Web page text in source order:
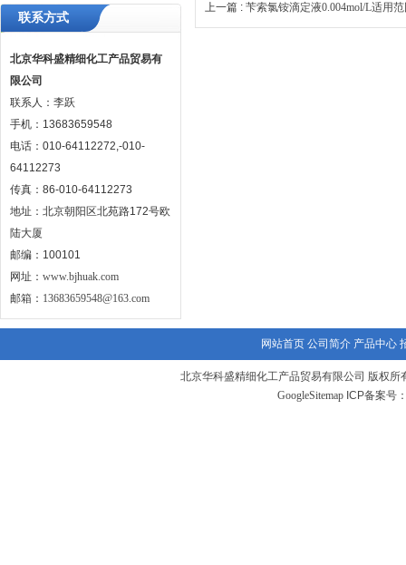
联系方式
北京华科盛精细化工产品贸易有
限公司
联系人：李跃
手机：13683659548
电话：010-64112272,-010-
64112273
传真：86-010-64112273
地址：北京朝阳区北苑路172号欧
陆大厦
邮编：100101
网址： www.bjhuak.com
邮箱： 13683659548@163.com
上一篇 : 苄索氯铵滴定液0.004mol/L适用
网站首页 公司简介 产品中心
北京华科盛精细化工产品贸易有限公司 版权所
GoogleSitemap ICP备案号